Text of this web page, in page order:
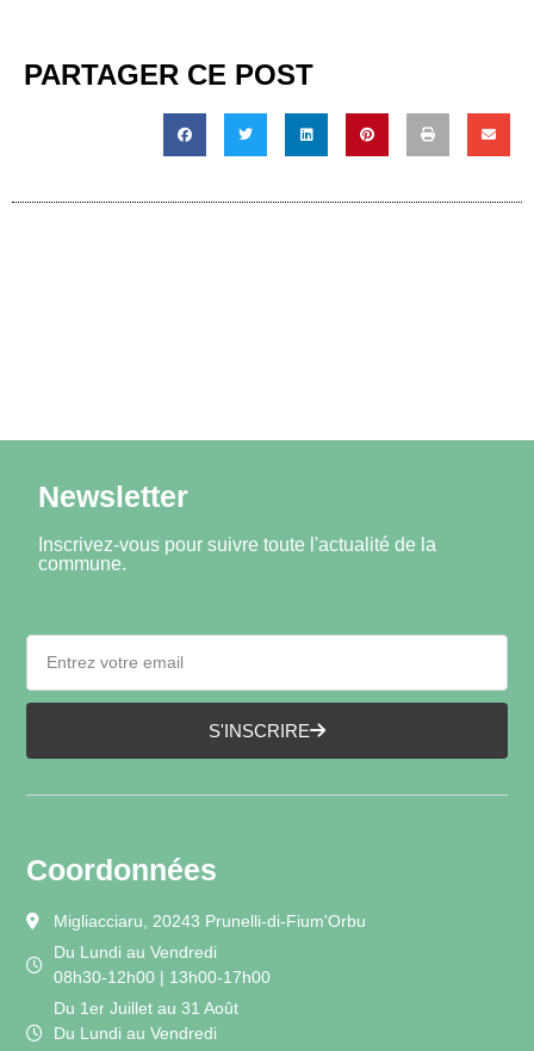
PARTAGER CE POST
Newsletter
Inscrivez-vous pour suivre toute l'actualité de la
commune.
S'INSCRIRE
Coordonnées
Migliacciaru, 20243 Prunelli-di-Fium'Orbu
Du Lundi au Vendredi
08h30-12h00 | 13h00-17h00
Du 1er Juillet au 31 Août
Du Lundi au Vendredi